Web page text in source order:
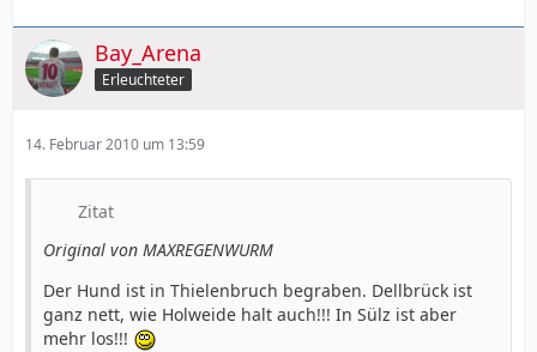
Bay_Arena
Erleuchteter
14. Februar 2010 um 13:59
Zitat
Original von MAXREGENWURM
Der Hund ist in Thielenbruch begraben. Dellbrück ist
ganz nett, wie Holweide halt auch!!! In Sülz ist aber
mehr los!!!